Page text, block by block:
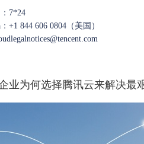
7*24
+1 844 606 0804（美国）
业为何选择腾讯云来解决最